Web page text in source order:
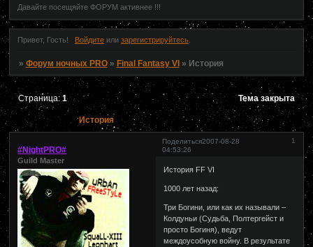
Давайте посещяйте ФОРУМ активнее !!!
Привет, Гость! Войдитеили зарегистрируйтесь.
» Форум ночных PRO » Final Fantasy VI » История
История
Страница: 1 Тема закрыта
Поделиться 1
2007-08-28
04:53:26
#NightPRO#
Guild Master
История FF VI
1000 лет назад:
Три Богини, или как их называли –
Колдуньи (Судьба, Полтергейст и
просто Богиня), ведут
междоусобную войну. В результате